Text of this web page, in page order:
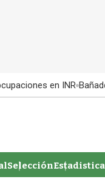
en INR
Selección